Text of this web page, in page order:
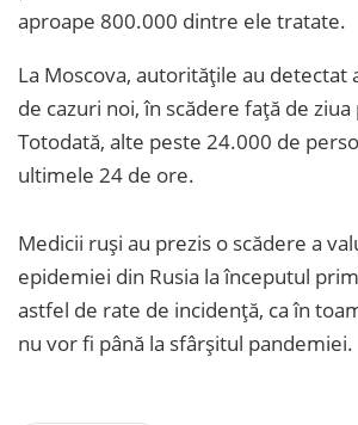
aproape 800.000 dintre ele tratate.
La Moscova, autoritățile au detectat
de cazuri noi, în scădere față de
Totodată, alte peste 24.000 de
ultimele 24 de ore.
Medicii ruși au prezis o scădere a
epidemiei din Rusia la începutul
astfel de rate de incidență, ca în
nu vor fi până la sfârșitul pandemiei.